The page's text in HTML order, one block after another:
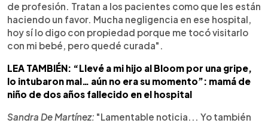
de profesión. Tratan a los pacientes como que les están
haciendo un favor. Mucha negligencia en ese hospital,
hoy sí lo digo con propiedad porque me tocó visitarlo
con mi bebé, pero quedé curada".
LEA TAMBIÉN: “Llevé a mi hijo al Bloom por una gripe,
lo intubaron mal… aún no era su momento”: mamá de
niño de dos años fallecido en el hospital
Sandra De Martínez: "Lamentable noticia... Yo también